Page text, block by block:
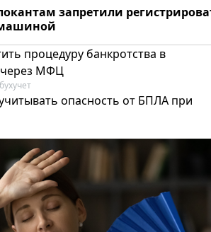
запретили
процедуру банкротства в
МФЦ
опасность от БПЛА при